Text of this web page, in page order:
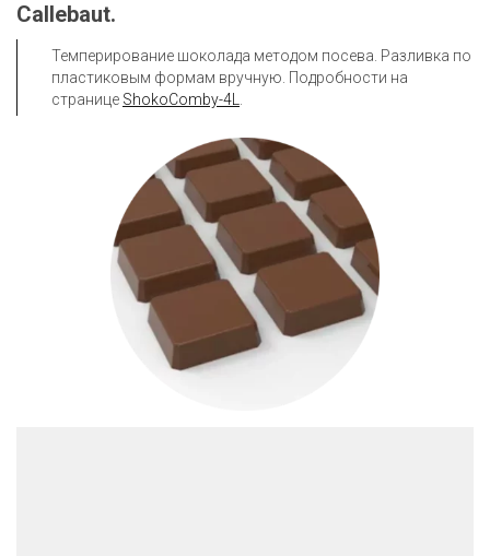
Callebaut.
Темперирование шоколада методом посева. Разливка по
пластиковым формам вручную. Подробности на
странице ShokoComby-4L